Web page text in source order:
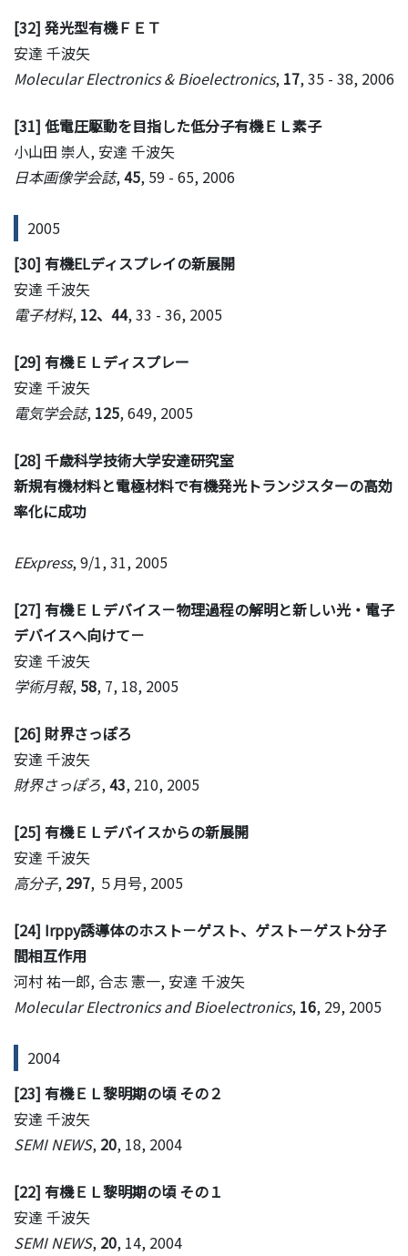
[32] 発光型有機ＦＥＴ
安達 千波矢
Molecular Electronics & Bioelectronics, 17, 35 - 38, 2006
[31] 低電圧駆動を目指した低分子有機ＥＬ素子
小山田 崇人, 安達 千波矢
日本画像学会誌,45, 59 - 65, 2006
2005
[30] 有機ELディスプレイの新展開
安達 千波矢
電子材料, 12、44, 33 - 36, 2005
[29] 有機ＥＬディスプレー
安達 千波矢
電気学会誌, 125, 649, 2005
[28] 千歳科学技術大学安達研究室
新規有機材料と電極材料で有機発光トランジスターの高効
率化に成功
EExpress, 9/1, 31, 2005
[27] 有機ＥＬデバイス－物理過程の解明と新しい光・電子
デバイスへ向けて－
安達 千波矢
学術月報, 58, 7, 18, 2005
[26] 財界さっぽろ
安達 千波矢
財界さっぽろ,43, 210, 2005
[25] 有機ＥＬデバイスからの新展開
安達 千波矢
高分子, 297, ５月号, 2005
[24] Irppy誘導体のホスト－ゲスト、ゲスト－ゲスト分子
間相互作用
河村 祐一郎, 合志 憲一, 安達 千波矢
Molecular Electronics and Bioelectronics, 16, 29, 2005
2004
[23] 有機ＥＬ黎明期の頃 その２
安達 千波矢
SEMI NEWS, 20, 18, 2004
[22] 有機ＥＬ黎明期の頃 その１
安達 千波矢
SEMI NEWS, 20, 14, 2004